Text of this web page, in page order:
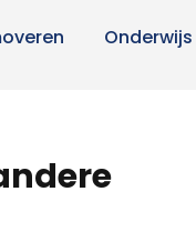
Onderwijs